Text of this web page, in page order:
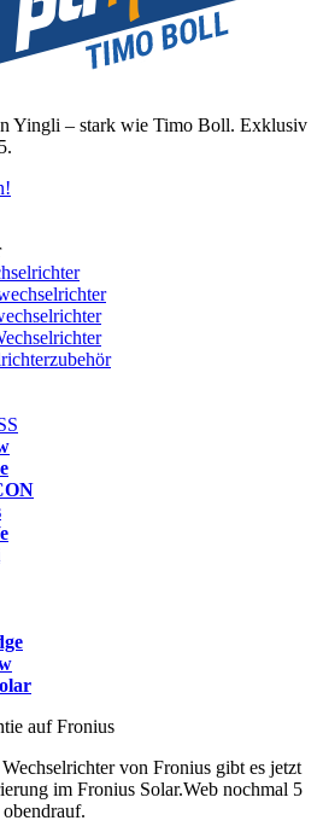
Yingli – stark wie Timo Boll. Exklusiv
auf Fronius
von Fronius gibt es jetzt
im Fronius Solar.Web nochmal 5